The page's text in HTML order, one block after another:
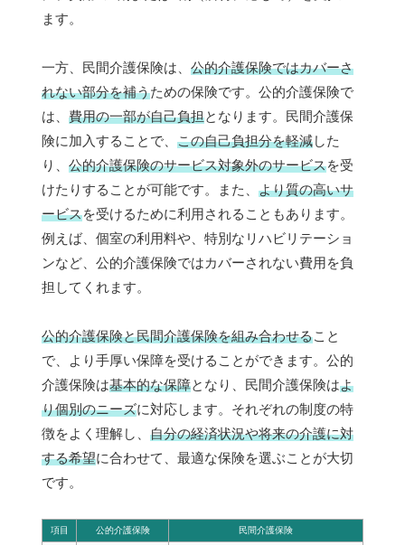
ます。
一方、民間介護保険は、 公的介護保険ではカバーさ
れない部分を補うための保険です。公的介護保険で
は、 費用の一部が自己負担となります。民間介護保
険に加入することで、 この自己負担分を軽減した
り、 公的介護保険のサービス対象外のサービスを受
けたりすることが可能です。また、 より質の高いサ
ービスを受けるために利用されることもあります。
例えば、個室の利用料や、特別なリハビリテーショ
ンなど、公的介護保険ではカバーされない費用を負
担してくれます。
公的介護保険と民間介護保険を組み合わせること
で、より手厚い保障を受けることができます。公的
介護保険は基本的な保障となり、民間介護保険はよ
り個別のニーズに対応します。それぞれの制度の特
徴をよく理解し、 自分の経済状況や将来の介護に対
する希望に合わせて、最適な保険を選ぶことが大切
です。
項目 公的介護保険 民間介護保険